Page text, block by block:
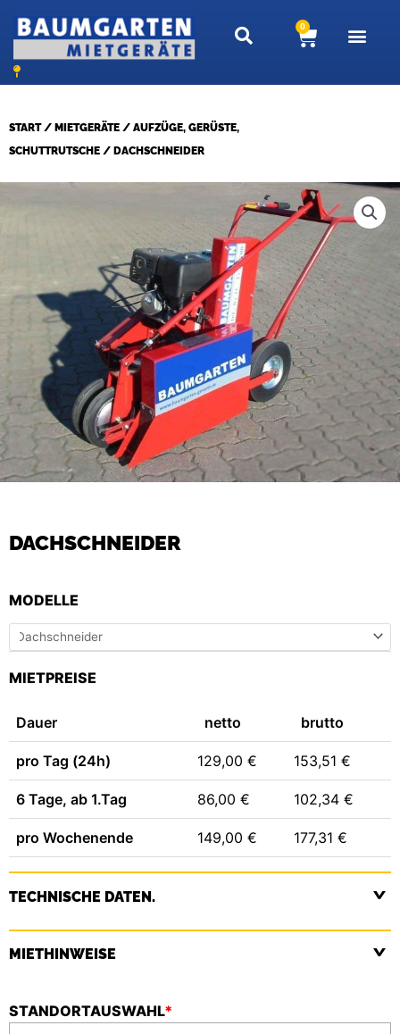
Inhalt
springen
0
START/ MIETGERÄTE / AUFZÜGE, GERÜSTE,
SCHUTTRUTSCHE / DACHSCHNEIDER
DACHSCHNEIDER
MODELLE
MIETPREISE
Dauer netto brutto
pro Tag (24h) 129,00 € 153,51 €
6 Tage, ab 1.Tag 86,00 € 102,34 €
pro Wochenende 149,00 € 177,31 €
TECHNISCHE DATEN.
MIETHINWEISE
STANDORTAUSWAHL*
DACHSCHNEIDER
MENGE